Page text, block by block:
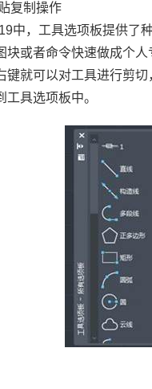
复制操作
中，工具选项板提供了
块或者命令快速做成个
键就可以对工具进行剪
具选项板中。